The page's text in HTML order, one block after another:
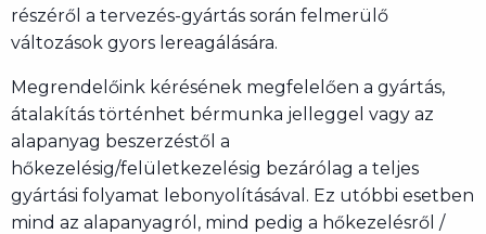
részéről a tervezés-gyártás során felmerülő
változások gyors lereagálására.
Megrendelőink kérésének megfelelően a gyártás,
átalakítás történhet bérmunka jelleggel vagy az
alapanyag beszerzéstől a
hőkezelésig/felületkezelésig bezárólag a teljes
gyártási folyamat lebonyolításával. Ez utóbbi esetben
mind az alapanyagról, mind pedig a hőkezelésről /